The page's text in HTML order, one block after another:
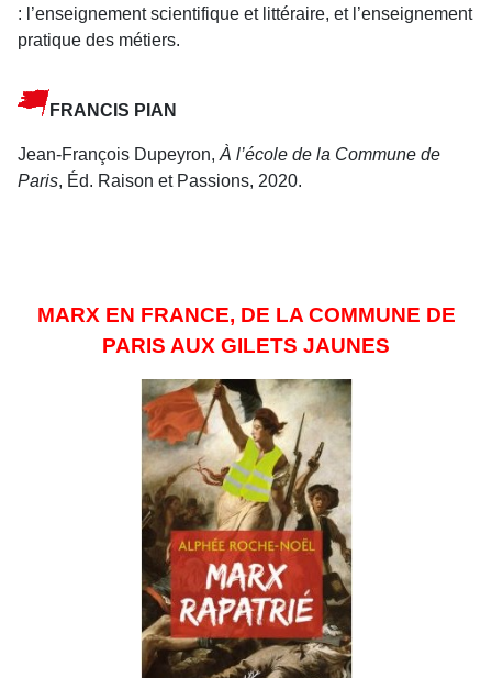
: l’enseignement scientifique et littéraire, et l’enseignement
pratique des métiers.
FRANCIS PIAN
Jean-François Dupeyron, À l’école de la Commune de
Paris, Éd. Raison et Passions, 2020.
MARX EN FRANCE, DE LA COMMUNE DE
PARIS AUX GILETS JAUNES